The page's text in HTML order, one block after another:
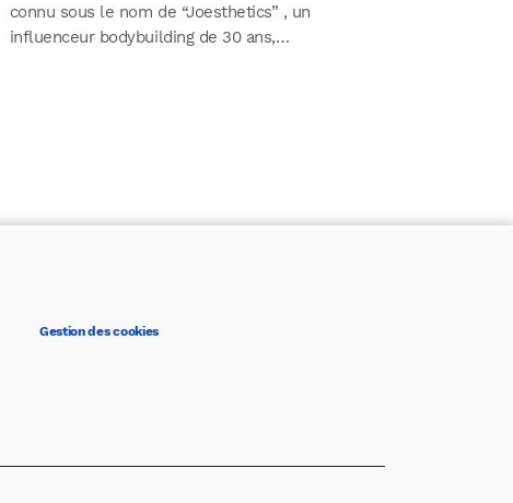
connu sous le nom de “Joesthetics” , un
influenceur bodybuilding de 30 ans,…
Gestion des cookies